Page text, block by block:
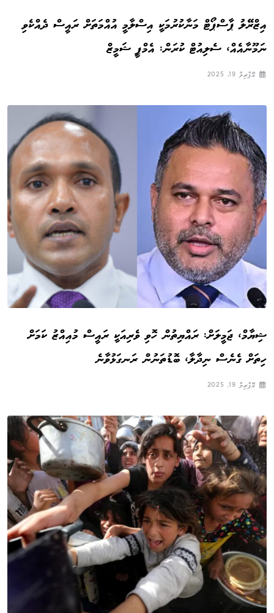
އިޒްރޭލު ޕާސްޕޯޓް މަނާކުރުމަކީ އިސްލާމީ އުއްމަތަށް ރައީސް ދެއްކެވި
ނަމޫނާއެއް، ސެލިއުޓް ކުރަން: އެމްޕީ ޝަމީޒް
އޭޕްރިލް 19, 2025
ޝިޔާމް، ޖަމީލަށް: ރައްޔިތުން ހޮވި ވެރިއަކީ ރައީސް މުއިއްޒު ކަމަށް
ހިތަށް ގެނެސް ނިދާލާ، ބޮޑުތަނުން ރަނގަޅުވާނެ
އޭޕްރިލް 19, 2025